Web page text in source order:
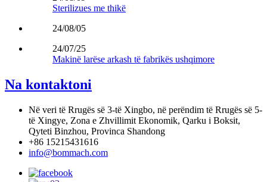
Sterilizues me thikë
24/08/05
24/07/25
Makinë larëse arkash të fabrikës ushqimore
Na kontaktoni
Në veri të Rrugës së 3-të Xingbo, në perëndim të Rrugës së 5-
të Xingye, Zona e Zhvillimit Ekonomik, Qarku i Boksit,
Qyteti Binzhou, Provinca Shandong
+86 15215431616
info@bommach.com